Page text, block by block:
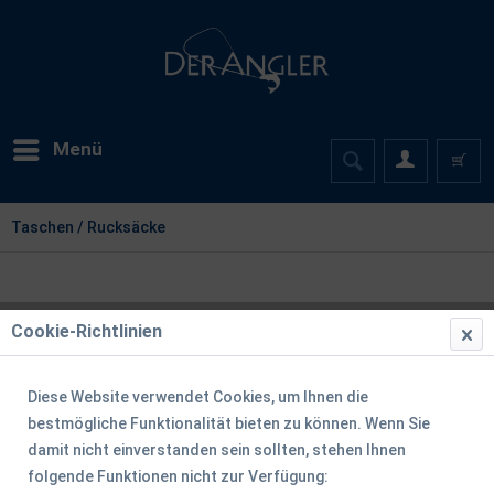
Menü
Taschen / Rucksäcke
Cookie-Richtlinien
Diese Website verwendet Cookies, um Ihnen die
bestmögliche Funktionalität bieten zu können. Wenn Sie
damit nicht einverstanden sein sollten, stehen Ihnen
folgende Funktionen nicht zur Verfügung: